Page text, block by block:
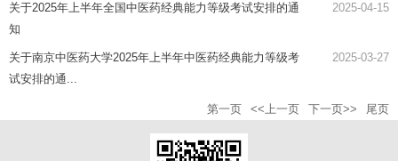
关于2025年上半年全国中医药经典能力等级考试安排的通
知
2025-04-15
关于南京中医药大学2025年上半年中医药经典能力等级考
试安排的通...
2025-03-27
第一页 <<上一页 下一页>> 尾页